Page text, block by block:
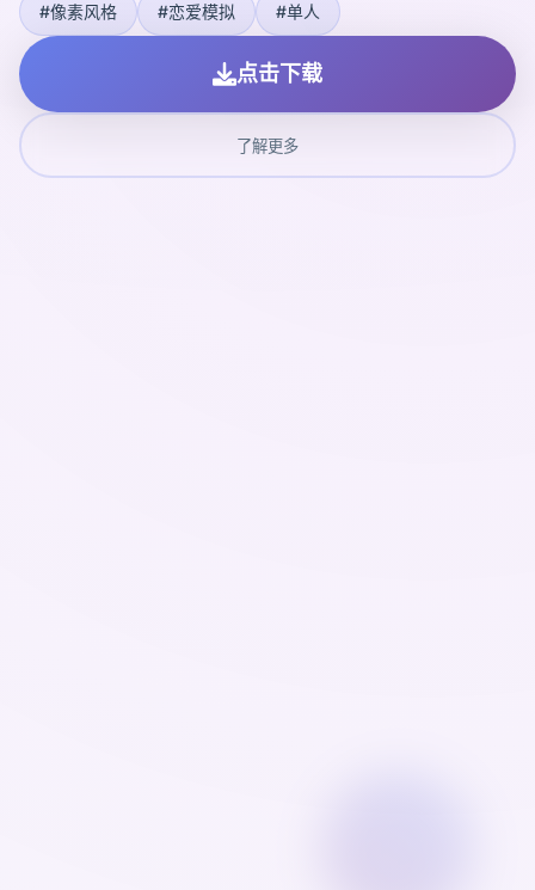
#像素风格 #恋爱模拟 #单人
点击下载
了解更多